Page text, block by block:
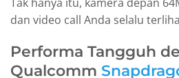
dan video call Anda selalu
Performa Tangguh
Qualcomm